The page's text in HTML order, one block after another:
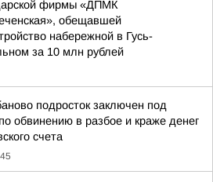
фирмы «ДПМК
обещавшей
набережной в Гусь-
за 10 млн рублей
подросток заключен под
обвинению в разбое и краже денег
счета